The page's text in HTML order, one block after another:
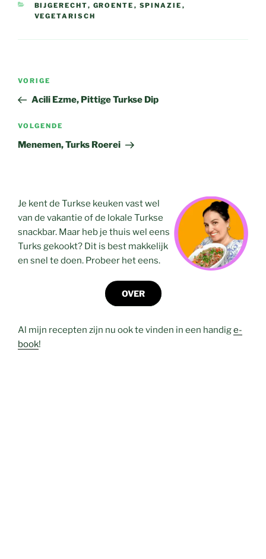
CATEGORIEËN
BIJGERECHT, GROENTE , SPINAZIE ,
VEGETARISCH
Bericht
Vorig
bericht
VORIGE
Acili Ezme, Pittige Turkse Dip
Volgend
bericht
VOLGENDE
Menemen, Turks Roerei
Je kent de Turkse keuken vast wel
van de vakantie of de lokale Turkse
snackbar. Maar heb je thuis wel eens
Turks gekookt? Dit is best makkelijk
en snel te doen. Probeer het eens.
OVER
Al mijn recepten zijn nu ook te vinden in een handige-
book!